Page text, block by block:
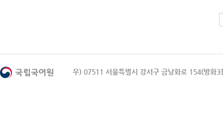
우) 07511 서울특별시 강서구 금낭화로 154(방화3